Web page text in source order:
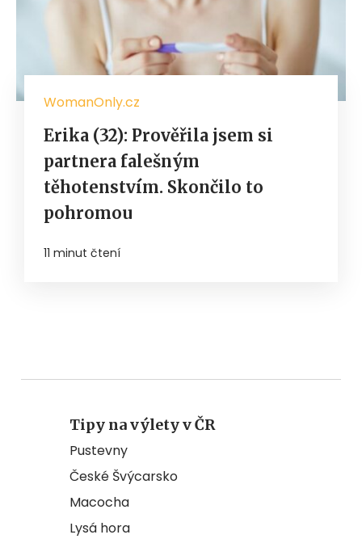
WomanOnly.cz
Erika (32): Prověřila jsem si
partnera falešným
těhotenstvím. Skončilo to
pohromou
11 minut čtení
Tipy na výlety v ČR
Pustevny
České Švýcarsko
Macocha
Lysá hora